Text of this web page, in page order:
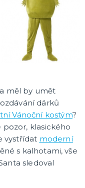
měl by umět
dárků
Vánoční kostým?
pozor, klasického
vystřídat moderní
s kalhotami, vše
sledoval